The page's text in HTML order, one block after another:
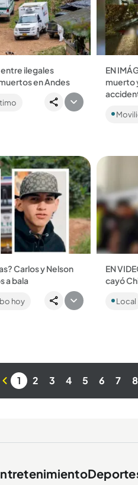
ilegales
en Andes
de Andes trasladó
cuerpos sin vida;
menor de edad. Al
EN
muerto
La
la
Carlos y Nelson
a bala
(entre ellas un
parte del grupo
hoy
EN
cayó
Local
1 2 3 4 5 6 7 8